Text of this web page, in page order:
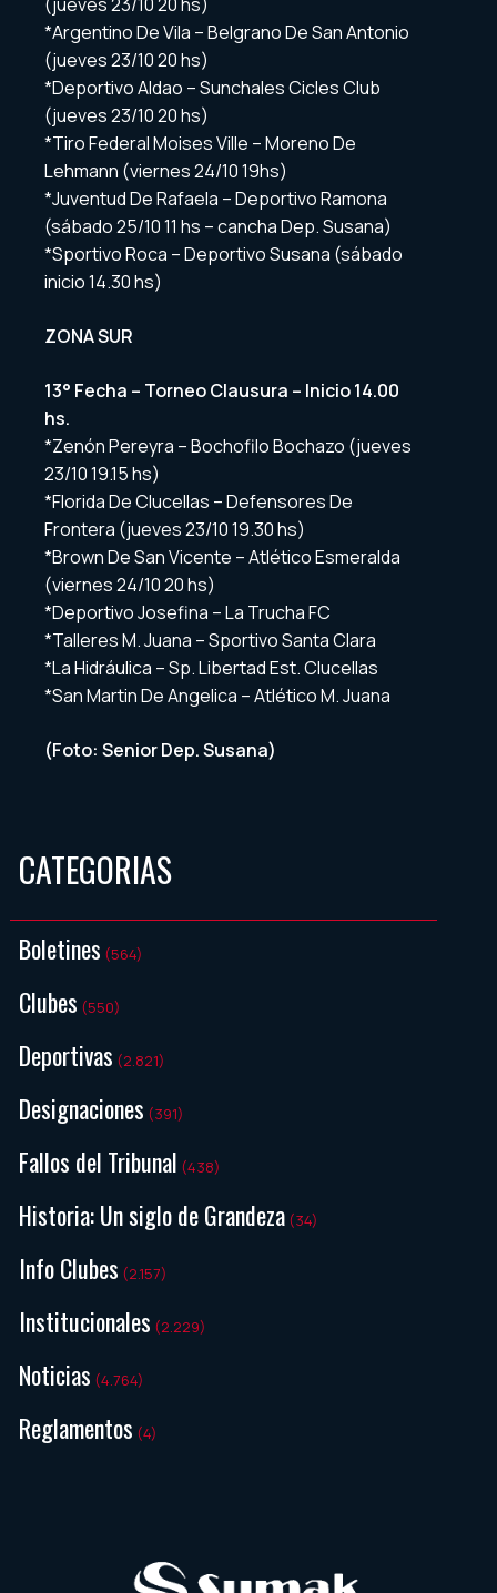
*Argentino De Vila – Belgrano De San Antonio
(jueves 23/10 20 hs)
*Deportivo Aldao – Sunchales Cicles Club
(jueves 23/10 20 hs)
*Tiro Federal Moises Ville – Moreno De
Lehmann (viernes 24/10 19hs)
*Juventud De Rafaela – Deportivo Ramona
(sábado 25/10 11 hs – cancha Dep. Susana)
*Sportivo Roca – Deportivo Susana (sábado
inicio 14.30 hs)
ZONA SUR
13° Fecha – Torneo Clausura – Inicio 14.00
hs.
*Zenón Pereyra – Bochofilo Bochazo (jueves
23/10 19.15 hs)
*Florida De Clucellas – Defensores De
Frontera (jueves 23/10 19.30 hs)
*Brown De San Vicente – Atlético Esmeralda
(viernes 24/10 20 hs)
*Deportivo Josefina – La Trucha FC
*Talleres M. Juana – Sportivo Santa Clara
*La Hidráulica – Sp. Libertad Est. Clucellas
*San Martin De Angelica – Atlético M. Juana
(Foto: Senior Dep. Susana)
CATEGORIAS
Boletines (564)
Clubes (550)
Deportivas (2.821)
Designaciones (391)
Fallos del Tribunal (438)
Historia: Un siglo de Grandeza (34)
Info Clubes (2.157)
Institucionales (2.229)
Noticias (4.764)
Reglamentos (4)